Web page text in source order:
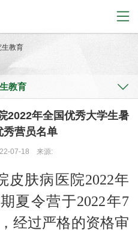
生教育
教育
2022年全国优秀大学生暑
秀营员名单
07-18 来源:
皮肤病医院2022年
夏令营于2022年7
经过严格的资格审